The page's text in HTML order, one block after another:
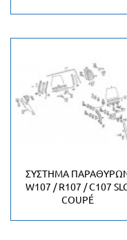
ΣΎΣΤΗΜΑ
W107 / R107 / C107
COUPÉ